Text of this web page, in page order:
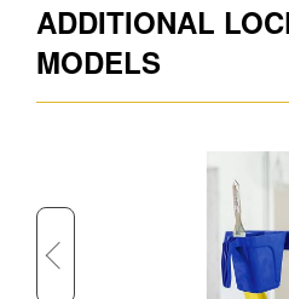
ADDITIONAL
MODELS